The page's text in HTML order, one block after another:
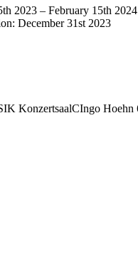
2023 – February 15th 2024
December 31st 2023